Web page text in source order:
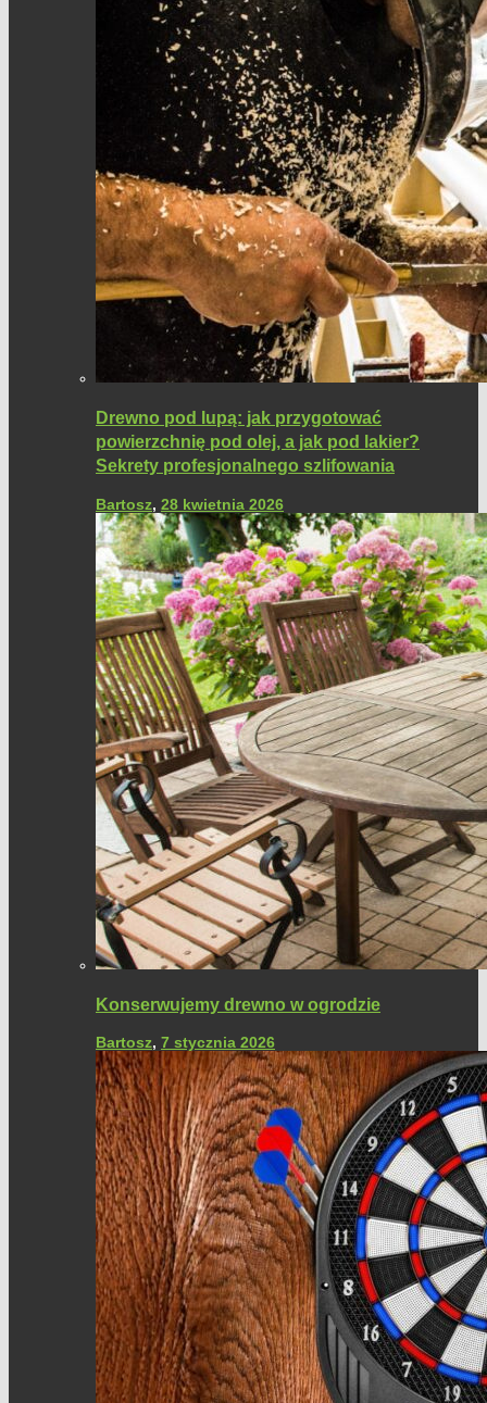
Drewno pod lupą: jak przygotować
powierzchnię pod olej, a jak pod lakier?
Sekrety profesjonalnego szlifowania
Bartosz, 28 kwietnia 2026
Konserwujemy drewno w ogrodzie
Bartosz, 7 stycznia 2026